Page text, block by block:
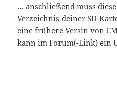
… anschließend muss
Verzeichnis deiner SD-
eine frühere Versin von
kann im Forum(-Link) ein